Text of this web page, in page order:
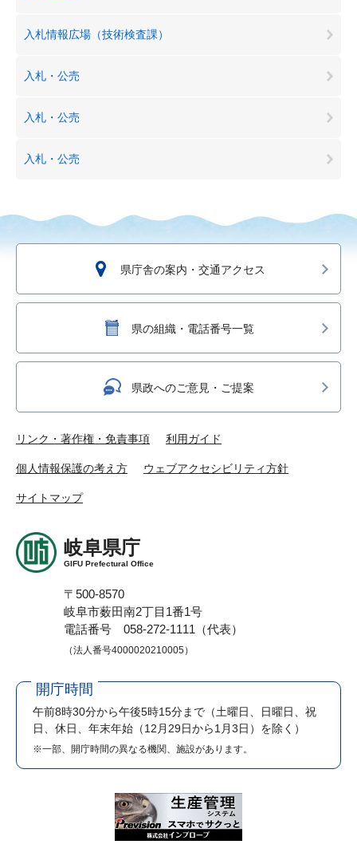
入札情報広場（技術検査課）
入札・公売
入札・公売
入札・公売
県庁舎の案内・交通アクセス
県の組織・電話番号一覧
県政へのご意見・ご提案
リンク・著作権・免責事項 利用ガイド
個人情報保護の考え方 ウェブアクセシビリティ方針
サイトマップ
岐阜県庁
GIFU Prefectural Office
〒500-8570
岐阜市薮田南2丁目1番1号
電話番号 058-272-1111（代表）
（法人番号4000020210005）
開庁時間
午前8時30分から午後5時15分まで （土曜日、日曜日、祝
日、休日、年末年始（12月29日から1月3日）を除く）
※一部、開庁時間の異なる機関、施設があります。